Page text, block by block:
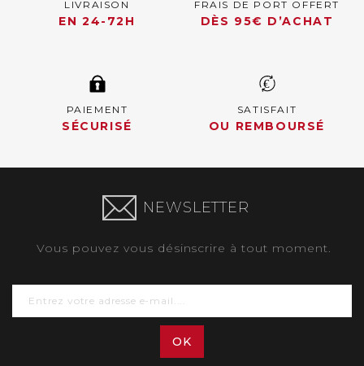
LIVRAISON
EN 24-72H
FRAIS DE PORT OFFERT
DÈS 95€ D’ACHAT
PAIEMENT
SÉCURISÉ
SATISFAIT
OU REMBOURSÉ
NEWSLETTER
Vous pouvez vous désinscrire à tout moment.